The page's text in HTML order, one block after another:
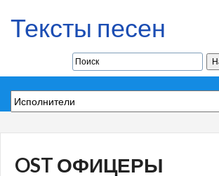
Тексты песен
OST ОФИЦЕРЫ